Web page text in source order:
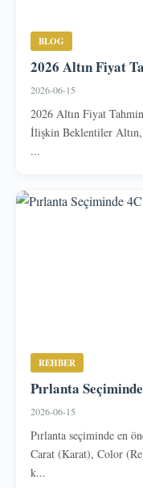
BLOG
2026 Altın Fiyat
2026-06-15
2026 Altın Fiyat
İlişkin Beklentiler Altın,
...
REHBER
Pırlanta
2026-06-15
Pırlanta seçiminde en
Carat (Karat), Color
k...